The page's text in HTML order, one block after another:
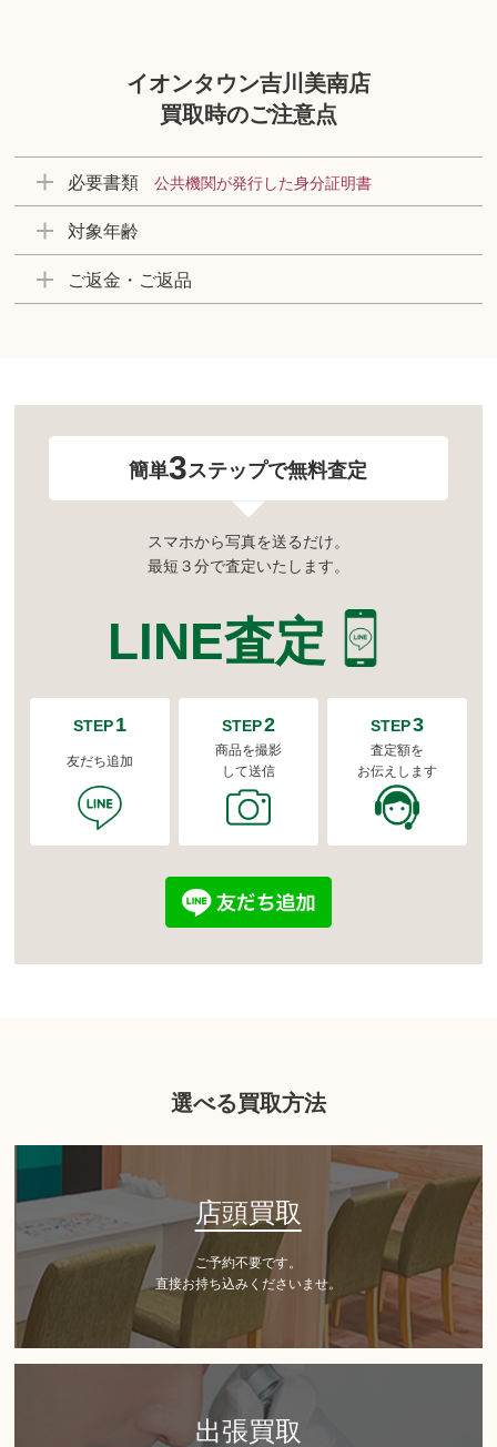
イオンタウン吉川美南店
買取時のご注意点
必要書類 公共機関が発行した身分証明書
対象年齢
ご返金・ご返品
簡単3ステップで無料査定
スマホから写真を送るだけ。
最短３分で査定いたします。
LINE査定
STEP1
友だち追加
STEP2
商品を撮影
して送信
STEP3
査定額を
お伝えします
選べる買取方法
店頭買取
ご予約不要です。
直接お持ち込みくださいませ。
出張買取